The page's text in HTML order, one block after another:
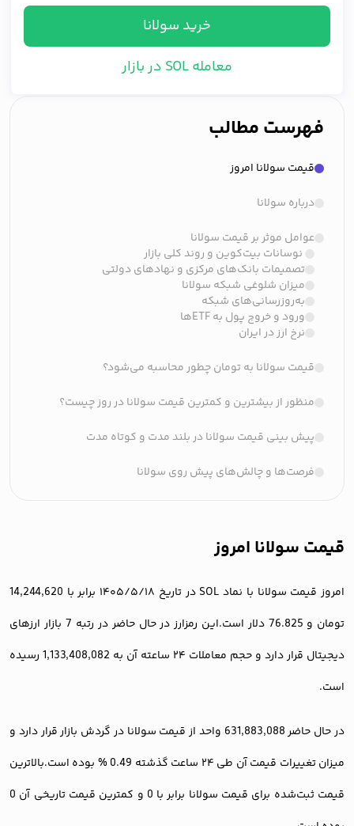
خرید سولانا
معامله SOL در بازار
فهرست مطالب
قیمت سولانا امروز
درباره سولانا
عوامل موثر بر قیمت سولانا
نوسانات بیت‌کوین و روند کلی بازار
تصمیمات بانک‌های مرکزی و نهادهای دولتی
میزان شلوغی شبکه سولانا
به‌روزرسانی‌های شبکه
ورود و خروج پول به ETFها
نرخ ارز در ایران
قیمت سولانا به تومان چطور محاسبه می‌شود؟
منظور از بیشترین و کمترین قیمت سولانا در روز چیست؟
پیش بینی قیمت سولانا در بلند مدت و کوتاه مدت
فرصت‌ها و چالش‌های پیش روی سولانا
قیمت سولانا امروز
امروز قیمت سولانا با نماد SOL در تاریخ ۱۴۰۵/۵/۱۸ برابر با 14,244,620
تومان و 76.825 دلار است.این رمزارز در حال حاضر در رتبه 7 بازار ارزهای
دیجیتال قرار دارد و حجم معاملات ۲۴ ساعته آن به 1,133,408,082 رسیده
است.
در حال حاضر 631,883,088 واحد از قیمت سولانا در گردش بازار قرار دارد و
میزان تغییرات قیمت آن طی ۲۴ ساعت گذشته 0.49 % بوده است.بالاترین
قیمت ثبت‌شده برای قیمت سولانا برابر با 0 و کمترین قیمت تاریخی آن 0